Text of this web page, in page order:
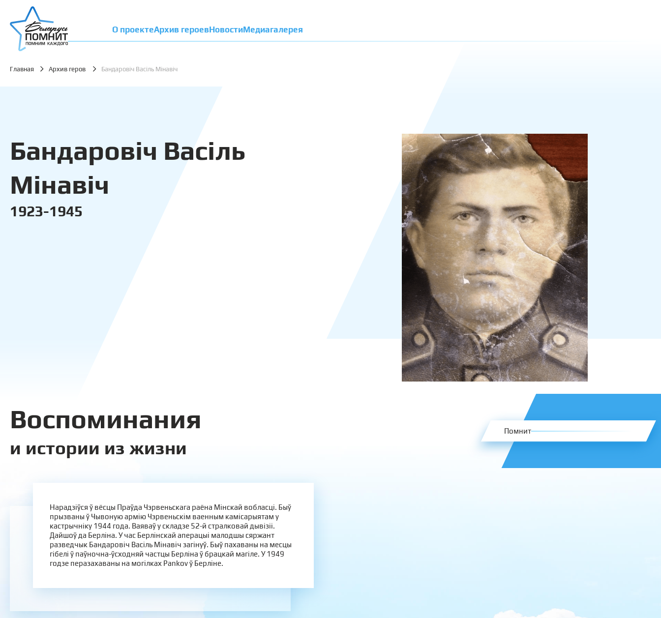
О проектеАрхив героевНовостиМедиагалерея
Главная Архив геров Бандаровіч Васіль Мінавіч
Бандаровіч Васіль
Мінавіч
1923-1945
Воспоминания
и истории из жизни
Помнит
Нарадзіўся ў вёсцы Праўда Чэрвеньскага раёна Мінскай вобласці. Быў
прызваны ў Чывоную армію Чэрвеньскім ваенным камісарыятам у
кастрычніку 1944 года. Ваяваў у складзе 52-й стралковай дывізіі.
Дайшоў да Берліна. У час Берлінскай аперацыі малодшы сяржант
разведчык Бандаровіч Васіль Мінавіч загінуў. Быў пахаваны на месцы
гібелі ў паўночна-ўсходняй частцы Берліна ў брацкай магіле. У 1949
годзе перазахаваны на могілках Pankov ў Берліне.